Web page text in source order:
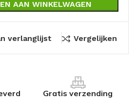
AAN WINKELWAGEN
verlanglijst Vergelijken
Gratis verzending